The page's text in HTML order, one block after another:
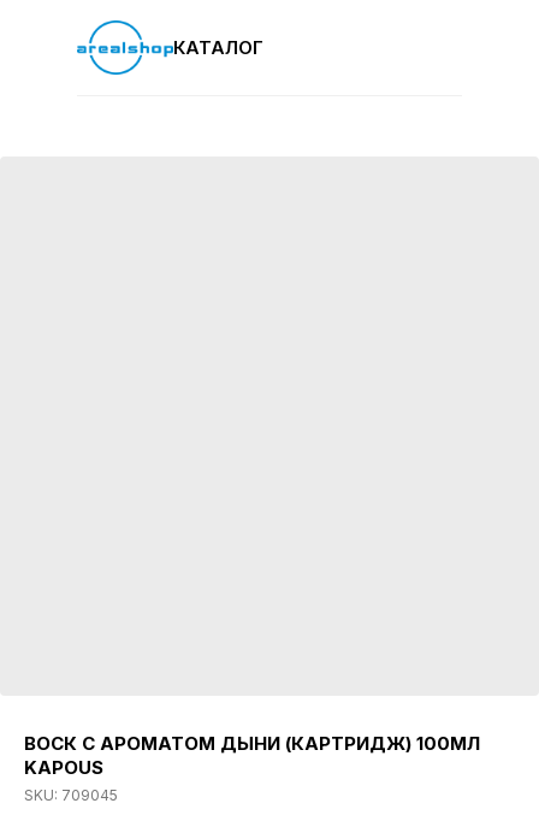
КАТАЛОГ
ВОСК С АРОМАТОМ ДЫНИ (КАРТРИДЖ) 100МЛ
KAPOUS
SKU: 709045